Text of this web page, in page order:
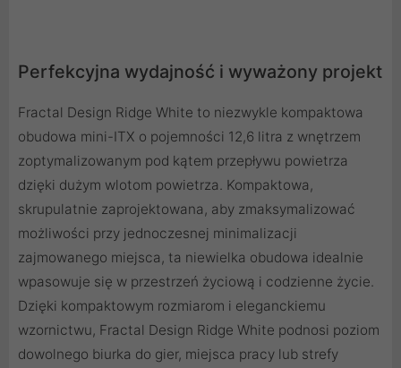
Perfekcyjna wydajność i wyważony projekt
Fractal Design Ridge White to niezwykle kompaktowa
obudowa mini-ITX o pojemności 12,6 litra z wnętrzem
zoptymalizowanym pod kątem przepływu powietrza
dzięki dużym wlotom powietrza. Kompaktowa,
skrupulatnie zaprojektowana, aby zmaksymalizować
możliwości przy jednoczesnej minimalizacji
zajmowanego miejsca, ta niewielka obudowa idealnie
wpasowuje się w przestrzeń życiową i codzienne życie.
Dzięki kompaktowym rozmiarom i eleganckiemu
wzornictwu, Fractal Design Ridge White podnosi poziom
dowolnego biurka do gier, miejsca pracy lub strefy